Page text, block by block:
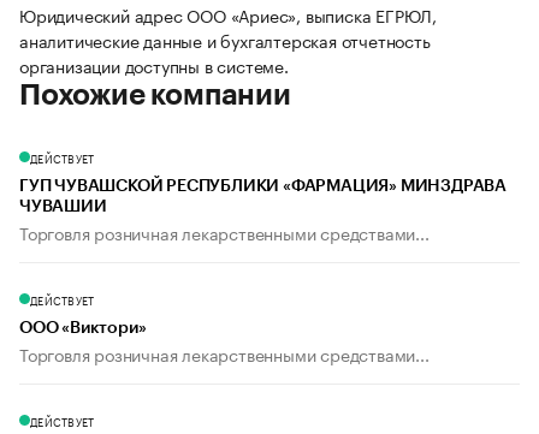
Юридический адрес ООО «Ариес», выписка ЕГРЮЛ,
аналитические данные и бухгалтерская отчетность
организации доступны в системе.
Похожие компании
ДЕЙСТВУЕТ
ГУП ЧУВАШСКОЙ РЕСПУБЛИКИ «ФАРМАЦИЯ» МИНЗДРАВА
ЧУВАШИИ
Торговля розничная лекарственными средствами...
ДЕЙСТВУЕТ
ООО «Виктори»
Торговля розничная лекарственными средствами...
ДЕЙСТВУЕТ